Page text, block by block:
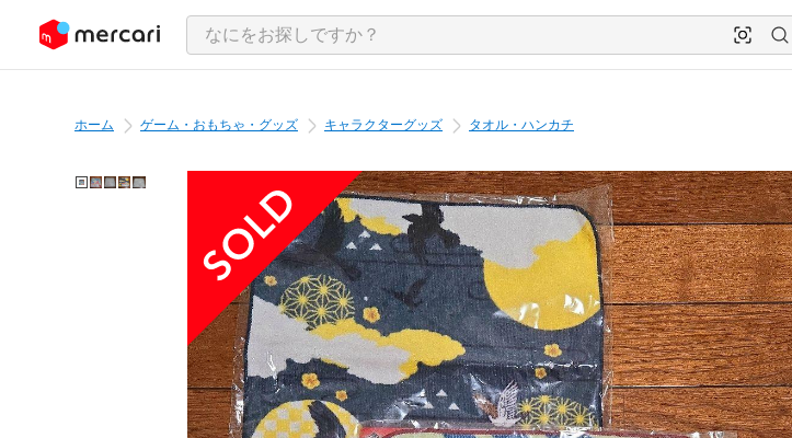
ツにスキップ
ホーム ゲーム・おもちゃ・グッズ キャラクターグッズ タオル・ハンカチ